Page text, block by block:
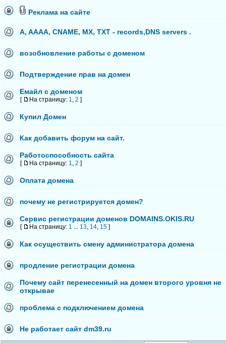
Реклама на сайте
A, AAAA, CNAME, MX, TXT - records,DNS servers .
возобновление работы с доменом
Подтверждение прав на домен
Емайл с доменом
[ На страницу: 1, 2 ]
Купил Домен
Как добавить форум на сайт.
Работоспособность сайта
[ На страницу: 1, 2 ]
Оплата домена
почему не регистрируется домен?
Сервис регистрации доменов DOMAINS.OKIS.RU
[ На страницу: 1 ... 13, 14, 15 ]
Как осуществить смену администратора домена
продление регистрации домена
Почему сайт перенесенный на домен второго уровня не
открывае
проблема с подключением домена
Не работает сайт dm39.ru